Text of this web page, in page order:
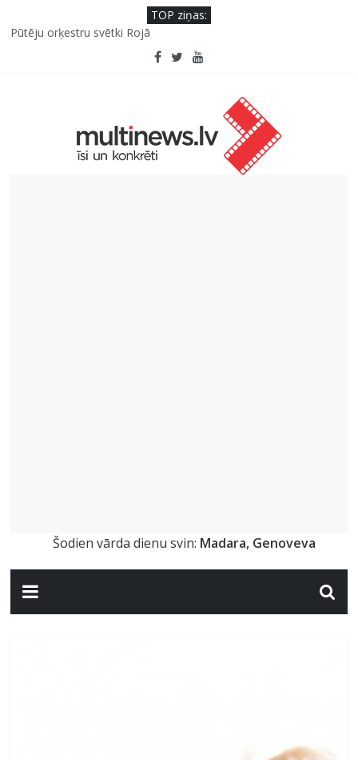
TOP ziņas:
Pūtēju orķestru svētki Rojā
Viens klikšķis līdz maksājumam vai viens mirklis līdz krāpšanai?
Kā neuzkāpt uz tiem pašiem grābekļiem: 5 iespējamās kļūdas
Šefpavārs iesaka, kā gudri un izdevīgi izmantot kabačus no
5 svarīgi soļi, lai bērns skolā atgrieztos vesels un gatavs
Šodien vārda dienu svin: Madara, Genoveva